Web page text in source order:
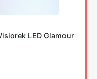
LED Glamour